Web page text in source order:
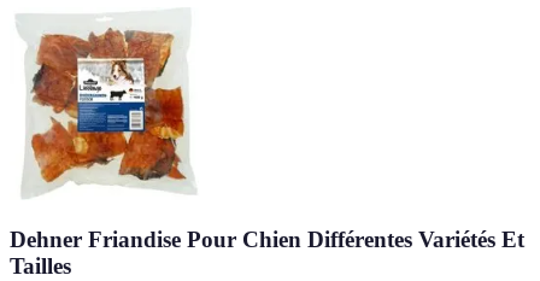
Dehner Friandise Pour Chien Différentes Variétés Et
Tailles